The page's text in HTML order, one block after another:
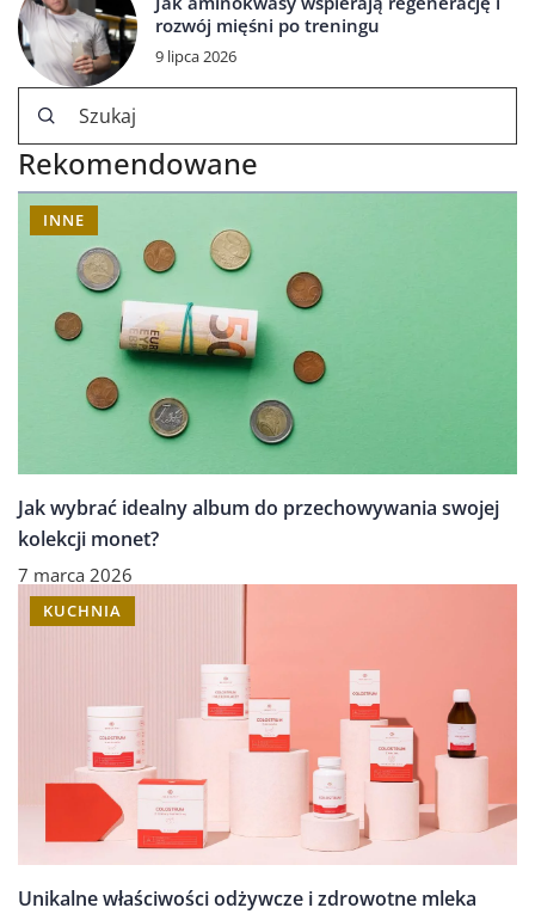
rozwój mięśni po treningu
9 lipca 2026
Rekomendowane
INNE
Jak wybrać idealny album do przechowywania swojej
kolekcji monet?
7 marca 2026
KUCHNIA
Unikalne właściwości odżywcze i zdrowotne mleka